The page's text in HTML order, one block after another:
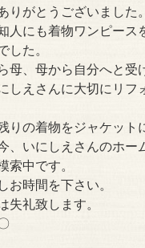
りがとうございました。
人にも着物ワンピース
した。
母、母から自分へと受
しえさんに大切にリフ
りの着物をジャケット
、いにしえさんのホー
索中です。
お時間を下さい。
失礼致します。